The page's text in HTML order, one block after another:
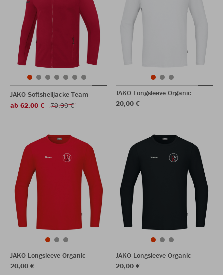
JAKO Softshelljacke Team
ab 62,00 €
79,99 €
JAKO Longsleeve Organic
20,00 €
JAKO Longsleeve Organic
20,00 €
JAKO Longsleeve Organic
20,00 €